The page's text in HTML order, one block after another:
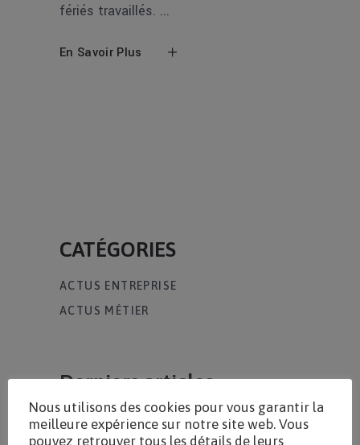
fériés travaillés.
En Savoir Plus
CATÉGORIES
ACTUS ENTREPRISE
ACTUS MÉTIER
Derniers articles
Extension De La Grille
De Frais En TRM
Nous utilisons des cookies pour vous garantir la
meilleure expérience sur notre site web. Vous
pouvez retrouver tous les détails de leurs